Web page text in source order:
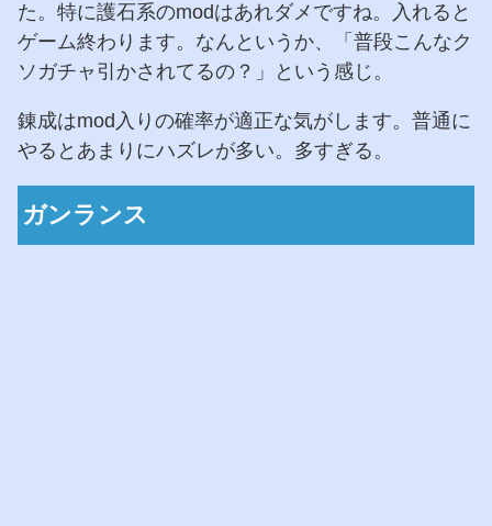
た。特に護石系のmodはあれダメですね。入れると
ゲーム終わります。なんというか、「普段こんなク
ソガチャ引かされてるの？」という感じ。
錬成はmod入りの確率が適正な気がします。普通に
やるとあまりにハズレが多い。多すぎる。
ガンランス